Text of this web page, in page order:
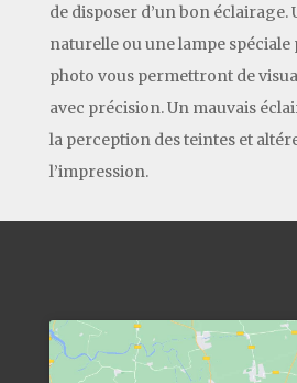
de disposer d’un bon éclairage.
naturelle ou une lampe
photo vous permettront de
avec précision. Un mauvais
la perception des teintes et
l’impression.